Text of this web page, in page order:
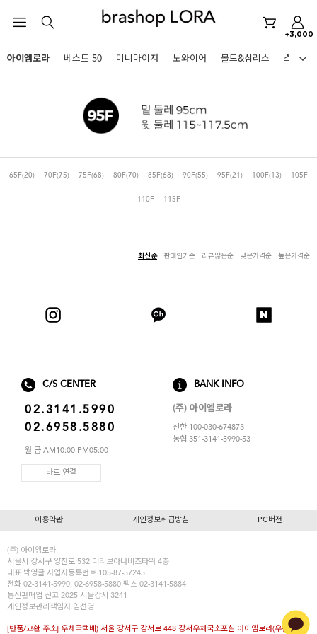
+3,000
미니마이저
스포츠브라
르미스떼르
아이엠로라
스포츠브라
르미스떼르
아이엠로라
르미스떼르
아이엠로라 베스트 50 미니마이저 노와이어 몰드&심리스 스포츠
65F(20) 70F(75) 75F(68) 80F(70) 85F(68) 90F(55) 95F(21) 100F(13) 105F
110F 115F
최신순 판매인기순 리뷰많은순 낮은가격순 높은가격순
C/S CENTER
02.3141.5990
02.6958.5880
월-금 AM10:00-PM05:00
바로 연결
BANK INFO
(주) 아이엠로라
신한 100-030-674873
농협 351-3141-5990-53
이용약관 개인정보취급방침 PC버전
(주) 아이엠로라
서울시 강서구 양천로 532 더리브아너비즈타워 4층
대표 박영글 사업자등록번호 105-87-57245
전화 02-3141-5990, 02-6958-5880 팩스 02-3141-5884
통신판매업 신고 2025-서울강서-3241
개인정보관리책임자 임선영
[반품/교환 주소] 우체국택배) 서울 강서구 강서로 448 강서우체국소포실 아이엠로라(우편번호